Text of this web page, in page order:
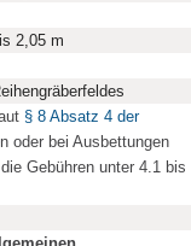
2,05 m
§ 8 Absatz 4 der
oder bei Ausbettungen
Gebühren unter 4.1 bis